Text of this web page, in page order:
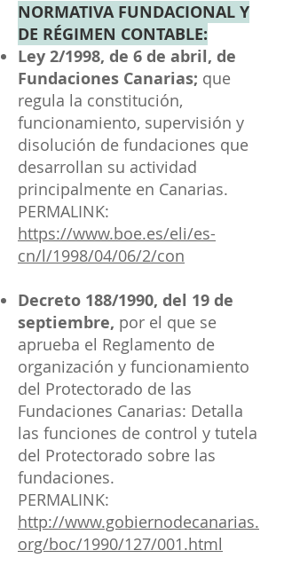
NORMATIVA FUNDACIONAL Y
DE RÉGIMEN CONTABLE:
Ley 2/1998, de 6 de abril, de
Fundaciones Canarias; que
regula la constitución,
funcionamiento, supervisión y
disolución de fundaciones que
desarrollan su actividad
principalmente en Canarias.
PERMALINK:
https://www.boe.es/eli/es-
cn/l/1998/04/06/2/con
Decreto 188/1990, del 19 de
septiembre, por el que se
aprueba el Reglamento de
organización y funcionamiento
del Protectorado de las
Fundaciones Canarias: Detalla
las funciones de control y tutela
del Protectorado sobre las
fundaciones.
PERMALINK:
http://www.gobiernodecanarias.
org/boc/1990/127/001.html